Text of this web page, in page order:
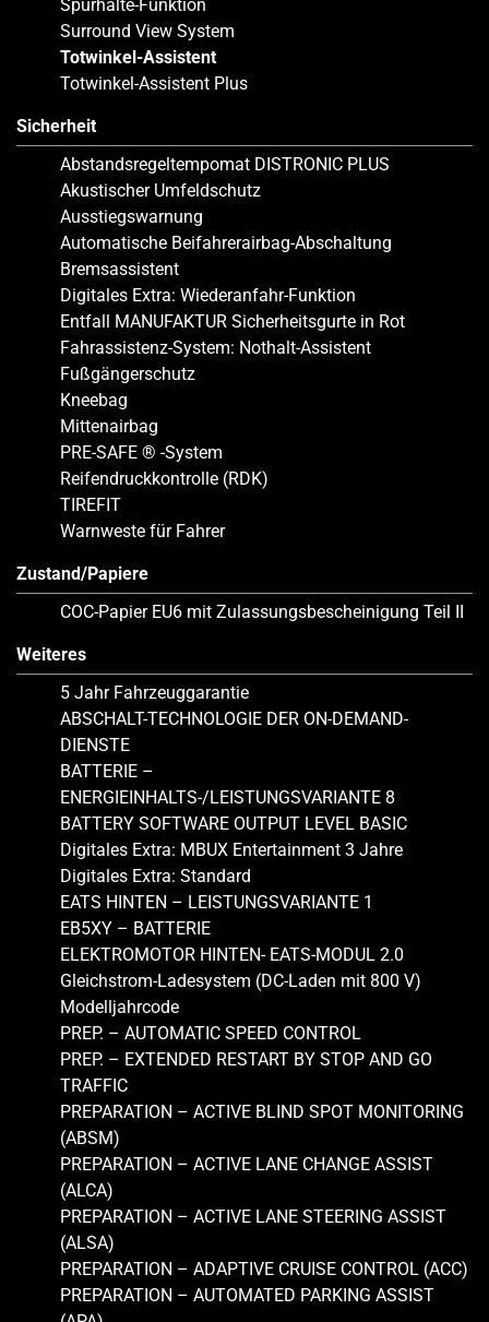
Spurhalte-Funktion
Surround View System
Totwinkel-Assistent
Totwinkel-Assistent Plus
Sicherheit
Abstandsregeltempomat DISTRONIC PLUS
Akustischer Umfeldschutz
Ausstiegswarnung
Automatische Beifahrerairbag-Abschaltung
Bremsassistent
Digitales Extra: Wiederanfahr-Funktion
Entfall MANUFAKTUR Sicherheitsgurte in Rot
Fahrassistenz-System: Nothalt-Assistent
Fußgängerschutz
Kneebag
Mittenairbag
PRE-SAFE ® -System
Reifendruckkontrolle (RDK)
TIREFIT
Warnweste für Fahrer
Zustand/Papiere
COC-Papier EU6 mit Zulassungsbescheinigung Teil II
Weiteres
5 Jahr Fahrzeuggarantie
ABSCHALT-TECHNOLOGIE DER ON-DEMAND-
DIENSTE
BATTERIE –
ENERGIEINHALTS-/LEISTUNGSVARIANTE 8
BATTERY SOFTWARE OUTPUT LEVEL BASIC
Digitales Extra: MBUX Entertainment 3 Jahre
Digitales Extra: Standard
EATS HINTEN – LEISTUNGSVARIANTE 1
EB5XY – BATTERIE
ELEKTROMOTOR HINTEN- EATS-MODUL 2.0
Gleichstrom-Ladesystem (DC-Laden mit 800 V)
Modelljahrcode
PREP. – AUTOMATIC SPEED CONTROL
PREP. – EXTENDED RESTART BY STOP AND GO
TRAFFIC
PREPARATION – ACTIVE BLIND SPOT MONITORING
(ABSM)
PREPARATION – ACTIVE LANE CHANGE ASSIST
(ALCA)
PREPARATION – ACTIVE LANE STEERING ASSIST
(ALSA)
PREPARATION – ADAPTIVE CRUISE CONTROL (ACC)
PREPARATION – AUTOMATED PARKING ASSIST